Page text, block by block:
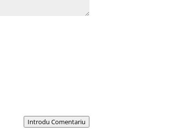
Introdu Comentariu